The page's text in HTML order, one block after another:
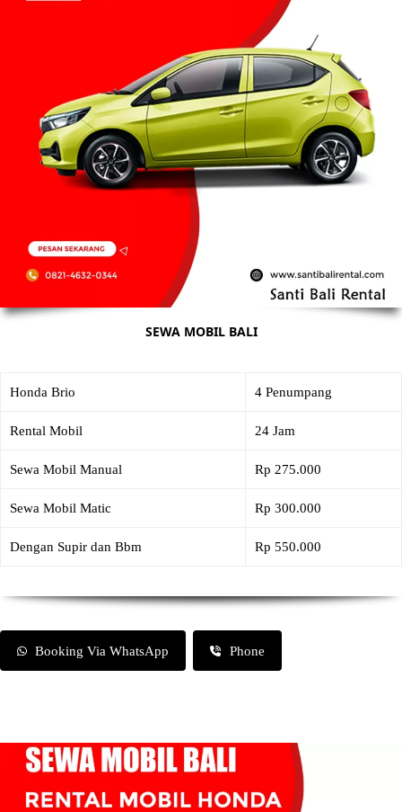
SEWA MOBIL BALI
Honda Brio 4 Penumpang
Rental Mobil 24 Jam
Sewa Mobil Manual Rp 275.000
Sewa Mobil Matic Rp 300.000
Dengan Supir dan Bbm Rp 550.000
Booking Via WhatsApp Phone